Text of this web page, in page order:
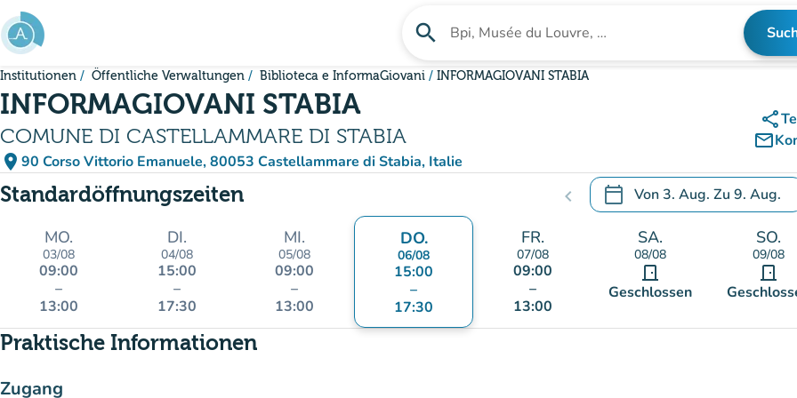
Gehe zum Hauptinhalt
search Suche nach einer Einrichtung
Institutionen Öffentliche Verwaltungen Biblioteca e InformaGiovani INFORMAGIOVANI STABIA
INFORMAGIOVANI STABIA
COMUNE DI CASTELLAMMARE DI STABIA
place 90 Corso Vittorio Emanuele, 80053 Castellammare di Stabia, Italie
(in Google Maps öffnen)
(new tab)
share
mail_outline
Standardöffnungszeiten chevron_left calendar_today Von3. Aug. Zu 9. Aug.
.Öffnen Sie den Kalender, um
MO.
03/08
09:00
–
13:00
DI.
04/08
15:00
–
17:30
MI.
05/08
09:00
–
13:00
DO.
06/08
15:00
–
17:30
FR.
07/08
09:00
–
13:00
SA.
08/08
door_front
Geschlossen
SO.
09/08
door_front
Praktische Informationen
Zugang